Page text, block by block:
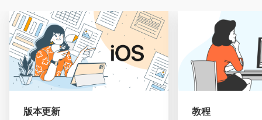
版本更新 教程